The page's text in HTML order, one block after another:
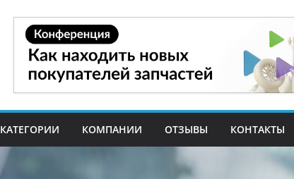
КАТЕГОРИИ КОМПАНИИ ОТЗЫВЫ КОНТАКТЫ